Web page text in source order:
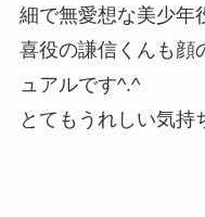
細で無愛想な美少年
喜役の謙信くんも顔
ュアルです^.^
とてもうれしい気持